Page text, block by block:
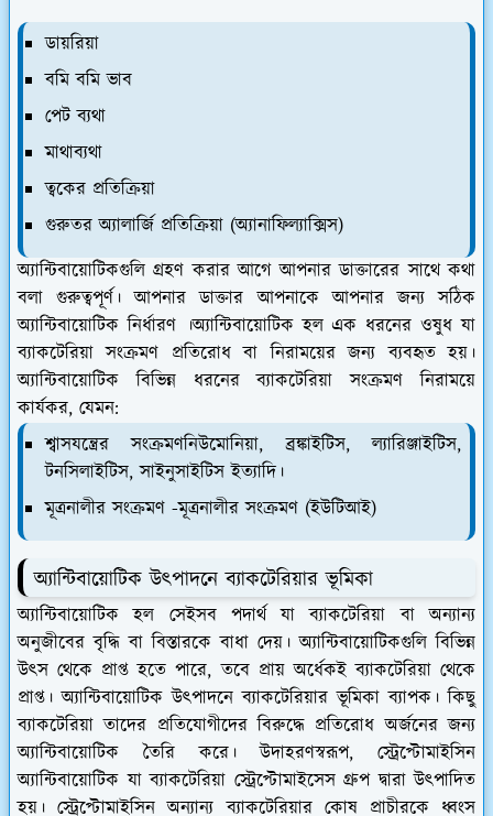
ডায়রিয়া
বমি বমি ভাব
পেট ব্যথা
মাথাব্যথা
ত্বকের প্রতিক্রিয়া
গুরুতর অ্যালার্জি প্রতিক্রিয়া (অ্যানাফিল্যাক্সিস)
অ্যান্টিবায়োটিকগুলি গ্রহণ করার আগে আপনার ডাক্তারের সাথে কথা
বলা গুরুত্বপূর্ণ। আপনার ডাক্তার আপনাকে আপনার জন্য সঠিক
অ্যান্টিবায়োটিক নির্ধারণ ।অ্যান্টিবায়োটিক হল এক ধরনের ওষুধ যা
ব্যাকটেরিয়া সংক্রমণ প্রতিরোধ বা নিরাময়ের জন্য ব্যবহৃত হয়।
অ্যান্টিবায়োটিক বিভিন্ন ধরনের ব্যাকটেরিয়া সংক্রমণ নিরাময়ে
কার্যকর, যেমন:
শ্বাসযন্ত্রের সংক্রমণনিউমোনিয়া, ব্রঙ্কাইটিস, ল্যারিঞ্জাইটিস,
টনসিলাইটিস, সাইনুসাইটিস ইত্যাদি।
মূত্রনালীর সংক্রমণ -মূত্রনালীর সংক্রমণ (ইউটিআই)
অ্যান্টিবায়োটিক উৎপাদনে ব্যাকটেরিয়ার ভূমিকা
অ্যান্টিবায়োটিক হল সেইসব পদার্থ যা ব্যাকটেরিয়া বা অন্যান্য
অনুজীবের বৃদ্ধি বা বিস্তারকে বাধা দেয়। অ্যান্টিবায়োটিকগুলি বিভিন্ন
উত্স থেকে প্রাপ্ত হতে পারে, তবে প্রায় অর্ধেকই ব্যাকটেরিয়া থেকে
প্রাপ্ত। অ্যান্টিবায়োটিক উৎপাদনে ব্যাকটেরিয়ার ভূমিকা ব্যাপক। কিছু
ব্যাকটেরিয়া তাদের প্রতিযোগীদের বিরুদ্ধে প্রতিরোধ অর্জনের জন্য
অ্যান্টিবায়োটিক তৈরি করে। উদাহরণস্বরূপ, স্ট্রেপ্টোমাইসিন
অ্যান্টিবায়োটিক যা ব্যাকটেরিয়া স্ট্রেপ্টোমাইসেস গ্রুপ দ্বারা উত্পাদিত
হয়। স্ট্রেপ্টোমাইসিন অন্যান্য ব্যাকটেরিয়ার কোষ প্রাচীরকে ধ্বংস